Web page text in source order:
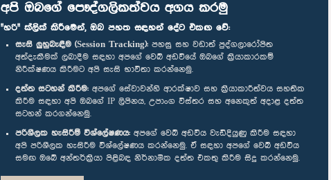
අපි ඔබගේ පෞද්ගලිකත්වය අගය කරමු
"හරි" ක්ලික් කිරීමෙන්, ඔබ පහත සඳහන් දේට එකඟ වේ:
සැසි ලුහුබැඳීම (Session Tracking): පහසු සහ වඩාත් පුද්ගලාරෝපිත
අත්දැකීමක් ලබාදීම සඳහා අපගේ වෙබ් අඩවියේ ඔබගේ ක්‍රියාකාරකම්
නිරීක්ෂණය කිරීමට අපි සැසි භාවිතා කරන්නෙමු.
දත්ත සටහන් කිරීම: අපගේ සේවාවන්හි ආරක්ෂාව සහ ක්‍රියාකාරීත්වය සහතික
කිරීම සඳහා අපි ඔබගේ IP ලිපිනය, උපාංග විස්තර සහ අනෙකුත් අදාළ දත්ත
සටහන් කරගන්නෙමු.
පරිශීලක හැසිරීම් විශ්ලේෂණය: අපගේ වෙබ් අඩවිය වැඩිදියුණු කිරීම සඳහා
අපි පරිශීලක හැසිරීම විශ්ලේෂණය කරන්නෙමු. ඒ සඳහා අපගේ වෙබ් අඩවිය
සමඟ ඔබේ අන්තර්ක්‍රියා පිළිබඳ නිර්නාමික දත්ත එකතු කිරීම සිදු කරන්නෙමු.